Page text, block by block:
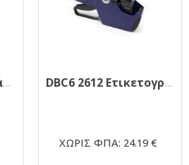
JC8 2612 Ετικετογράφος Jolly red DBC6 2612 Ετικετογράφος Speedy Ιταλίας
ΧΩΡΙΣ ΦΠΑ: 24.19 €